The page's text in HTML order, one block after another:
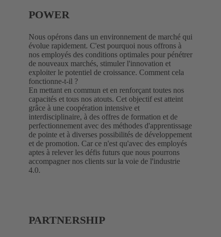
POWER
Nous opérons dans un environnement de marché qui
évolue rapidement. C'est pourquoi nous offrons à
nos employés des conditions optimales pour pénétrer
de nouveaux marchés, stimuler l'innovation et
exploiter le potentiel de croissance. Comment cela
fonctionne-t-il ?
En mettant en commun et en renforçant toutes nos
capacités et tous nos atouts. Cet objectif est atteint
grâce à une coopération intensive et
interdisciplinaire, à des offres de formation et de
perfectionnement avec des méthodes d'apprentissage
de pointe et à diverses possibilités de développement
et de promotion. Car ce n'est qu'avec des employés
aptes à relever les défis futurs que nous pourrons
accompagner nos clients sur la voie de l'industrie
4.0.
PARTNERSHIP